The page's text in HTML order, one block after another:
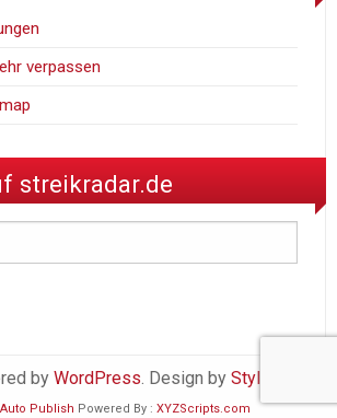
verpassen
streikradar.de
by WordPress. Design by StylishWP
Publish Powered By : XYZScripts.com